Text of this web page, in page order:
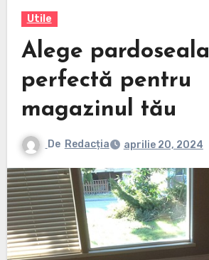
Utile
Alege pardoseala
perfectă pentru
magazinul tău
De Redacția aprilie 20, 2024